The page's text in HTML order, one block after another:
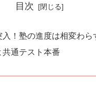
目次
入！塾の進度は相変わら
共通テスト本番